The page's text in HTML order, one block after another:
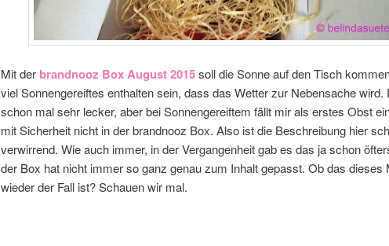
Mit der brandnooz Box August 2015soll die Sonne auf den Tisch
viel Sonnengereiftes enthalten sein, dass das Wetter zur Nebensache wird.
schon mal sehr lecker, aber bei Sonnengereiftem fällt mir als erstes Obst
mit Sicherheit nicht in der brandnooz Box. Also ist die Beschreibung hier
verwirrend. Wie auch immer, in der Vergangenheit gab es das ja schon
der Box hat nicht immer so ganz genau zum Inhalt gepasst. Ob das dieses
wieder der Fall ist? Schauen wir mal.